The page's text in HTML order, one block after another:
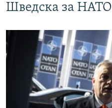
пребарување
СЛЕДЕТЕ НЕ
РСЕ веб страници
Шведска за НАТО